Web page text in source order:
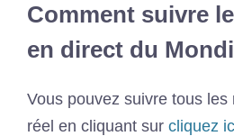
Comment suivre
en direct du
Vous pouvez suivre tous
réel en cliquant sur cliquez